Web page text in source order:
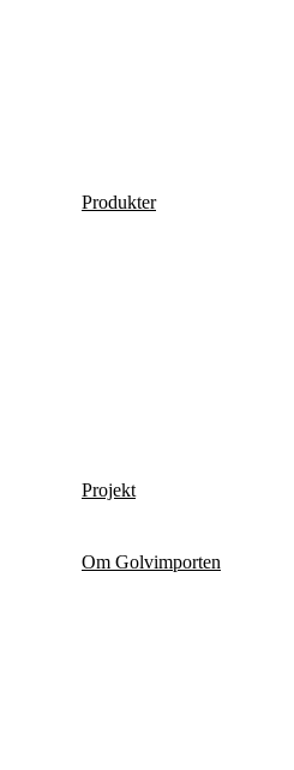
Produkter
Projekt
Om Golvimporten